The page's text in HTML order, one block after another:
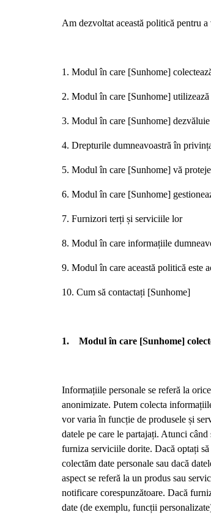
Am dezvoltat această politică pentru
1. Modul în care [Sunhome]
2. Modul în care [Sunhome]
3. Modul în care [Sunhome]
4. Drepturile dumneavoastră în
5. Modul în care [Sunhome] vă
6. Modul în care [Sunhome]
7. Furnizori terți și serviciile lor
8. Modul în care informațiile
9. Modul în care această politică este
10. Cum să contactați [Sunhome]
1. Modul în care [Sunhome]
Informațiile personale se referă la
anonimizate. Putem colecta
vor varia în funcție de produsele și
datele pe care le partajați. Atunci
furniza serviciile dorite. Dacă optați
colectăm date personale sau dacă
aspect se referă la un produs sau
notificare corespunzătoare. Dacă
date (de exemplu, funcții